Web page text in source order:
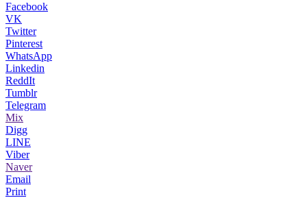
Facebook
VK
Twitter
Pinterest
WhatsApp
Linkedin
ReddIt
Tumblr
Telegram
Mix
Digg
LINE
Viber
Naver
Email
Print